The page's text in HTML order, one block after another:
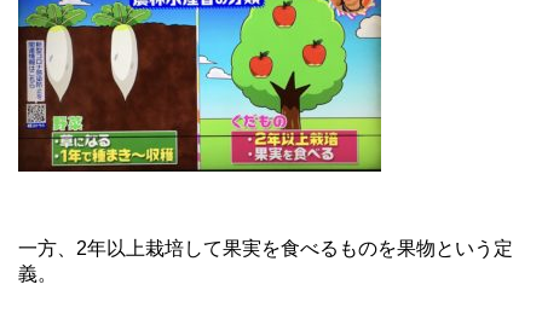
一方、2年以上栽培して果実を食べるものを果物という定
義。